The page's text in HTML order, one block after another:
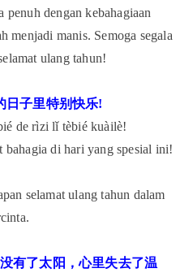
penuh dengan kebahagiaan
menjadi manis. Semoga segala
ulang tahun!
日子里特别快乐!
de rìzi lǐ tèbié kuàilè!
bahagia di hari yang spesial ini!
selamat ulang tahun dalam
有了太阳，心里失去了温